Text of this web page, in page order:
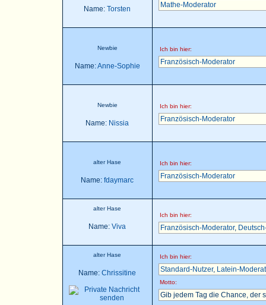
Name: Torsten Mathe-Moderator
Newbie
Name:Anne-Sophie
Ich bin hier:
Französisch-Moderator
Newbie
Name: Nissia
Ich bin hier:
Französisch-Moderator
alter Hase
Name: fdaymarc
Ich bin hier:
Französisch-Moderator
alter Hase
Name: Viva
Ich bin hier:
Französisch-Moderator,
alter Hase
Name: Chrissitine
Ich bin hier:
Standard-Nutzer, Latein-
Motto:
Gib jedem Tag die Chance, der